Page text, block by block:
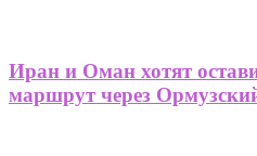
Иран и Оман хотят
маршрут через